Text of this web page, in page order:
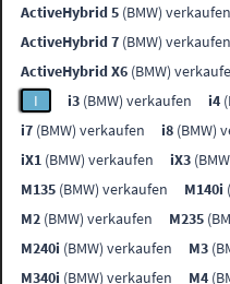
ActiveHybrid 5 (BMW) verkaufen
ActiveHybrid 7 (BMW) verkaufen
ActiveHybrid X6 (BMW)
I
i3 (BMW) verkaufen i4
i7 (BMW) verkaufen i8 (BMW)
iX1 (BMW) verkaufen iX3
M135 (BMW) verkaufen M140i
M2 (BMW) verkaufen M235
M240i (BMW) verkaufen M3
M340i (BMW) verkaufen M4